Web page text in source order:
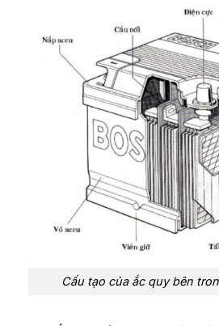
Cấu tạo của ắc quy bên